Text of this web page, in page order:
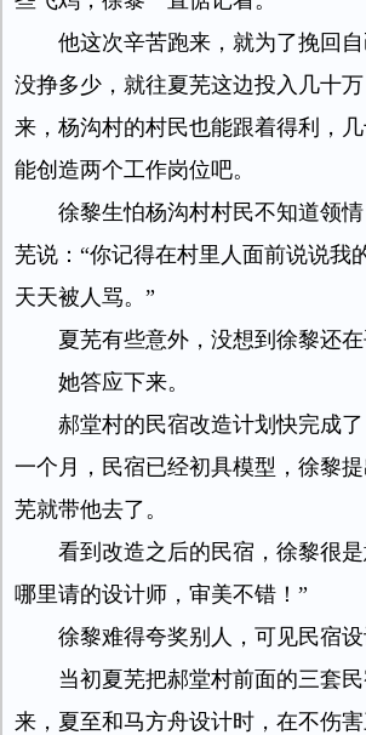
他这次辛苦跑来，就为了挽回
没挣多少，就往夏芜这边投入几十
来，杨沟村的村民也能跟着得利，
能创造两个工作岗位吧。
徐黎生怕杨沟村村民不知道领
芜说：“你记得在村里人面前说说我
天天被人骂。”
夏芜有些意外，没想到徐黎还在
她答应下来。
郝堂村的民宿改造计划快完成
一个月，民宿已经初具模型，徐黎
芜就带他去了。
看到改造之后的民宿，徐黎很是
哪里请的设计师，审美不错！”
徐黎难得夸奖别人，可见民宿设
当初夏芜把郝堂村前面的三套
来，夏至和马方舟设计时，在不伤